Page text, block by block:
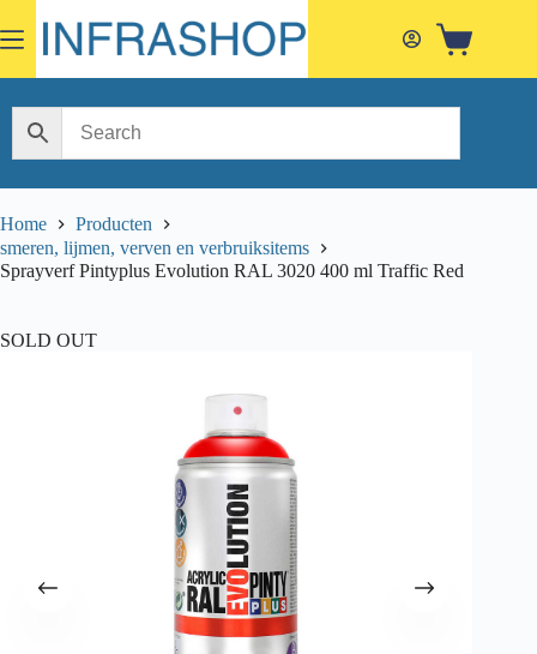
to
content
Shopping
Home
Producten
smeren, lijmen, verven en verbruiksitems
Sprayverf Pintyplus Evolution RAL 3020 400 ml Traffic Red
SOLD OUT